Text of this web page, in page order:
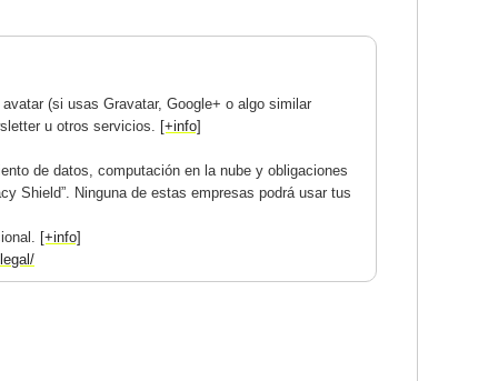
(si usas Gravatar, Google+ o algo similar
u otros servicios. [+info]
de datos, computación en la nube y obligaciones
Shield”. Ninguna de estas empresas podrá usar tus
[+info]